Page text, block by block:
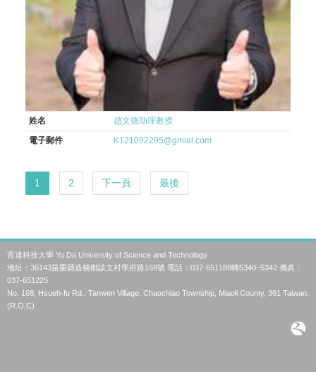
姓名
趙文德助理教授
電子郵件
K121092295@gmial.com
1 2 下一頁 最後
育達科技大學 Yu Da University of Science and Technology
地址：36143苗栗縣造橋鄉談文村學府路168號 電話：037-651188轉5340~5342 傳真：
037-651225
No. 168, Hsueh-fu Rd., Tanwen Village, Chaochiao Township, Miaoli County, 361 Taiwan,
(R.O.C)